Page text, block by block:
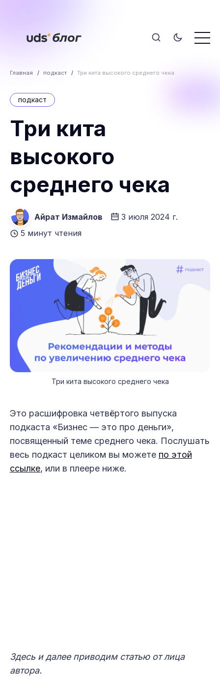
Главная подкаст Три кита высокого среднего чека
подкаст
Три кита
высокого
среднего чека
Айрат Измайлов
3 июля 2024 г.
5 минут чтения
Три кита высокого среднего чека
Это расшифровка четвёртого выпуска
подкаста «Бизнес — это про деньги»,
посвященный теме среднего чека. Послушать
весь подкаст целиком вы можете по этой
ссылке, или в плеере ниже.
Здесь и далее приводим статью от лица
автора.